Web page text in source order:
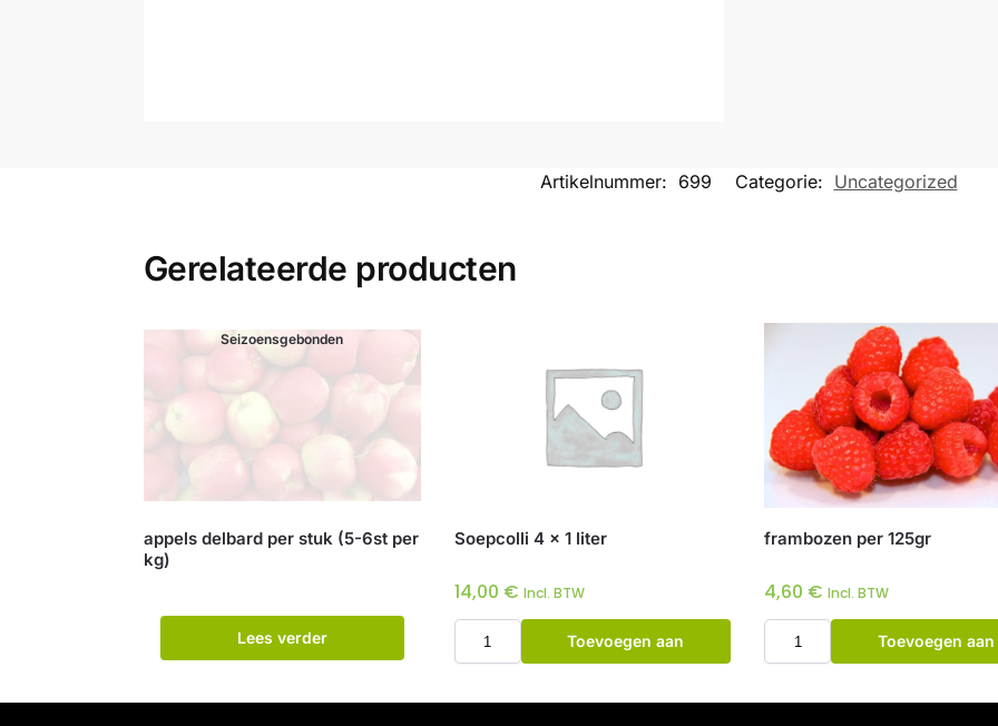
Artikelnummer: 699 Categorie: Uncategorized
Gerelateerde producten
Seizoensgebonden
appels delbard per stuk (5-6st per
kg)
Lees verder
Soepcolli 4 x 1 liter
14,00 € Incl. BTW
Toevoegen aan
frambozen per 125gr
4,60 € Incl. BTW
Toevoegen aan